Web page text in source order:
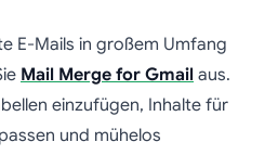
E-Mails in großem Umfang
Mail Merge for Gmail aus.
einzufügen, Inhalte für
und mühelos